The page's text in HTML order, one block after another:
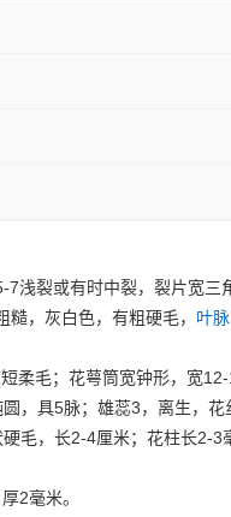
7浅裂或有时中裂，裂片宽三
，灰白色，有粗硬毛， 叶脉
柔毛；花萼筒宽钟形，宽
圆，具5脉；雄蕊3 ，离生，花
毛，长2-4厘米；花柱长2-3
2毫米。